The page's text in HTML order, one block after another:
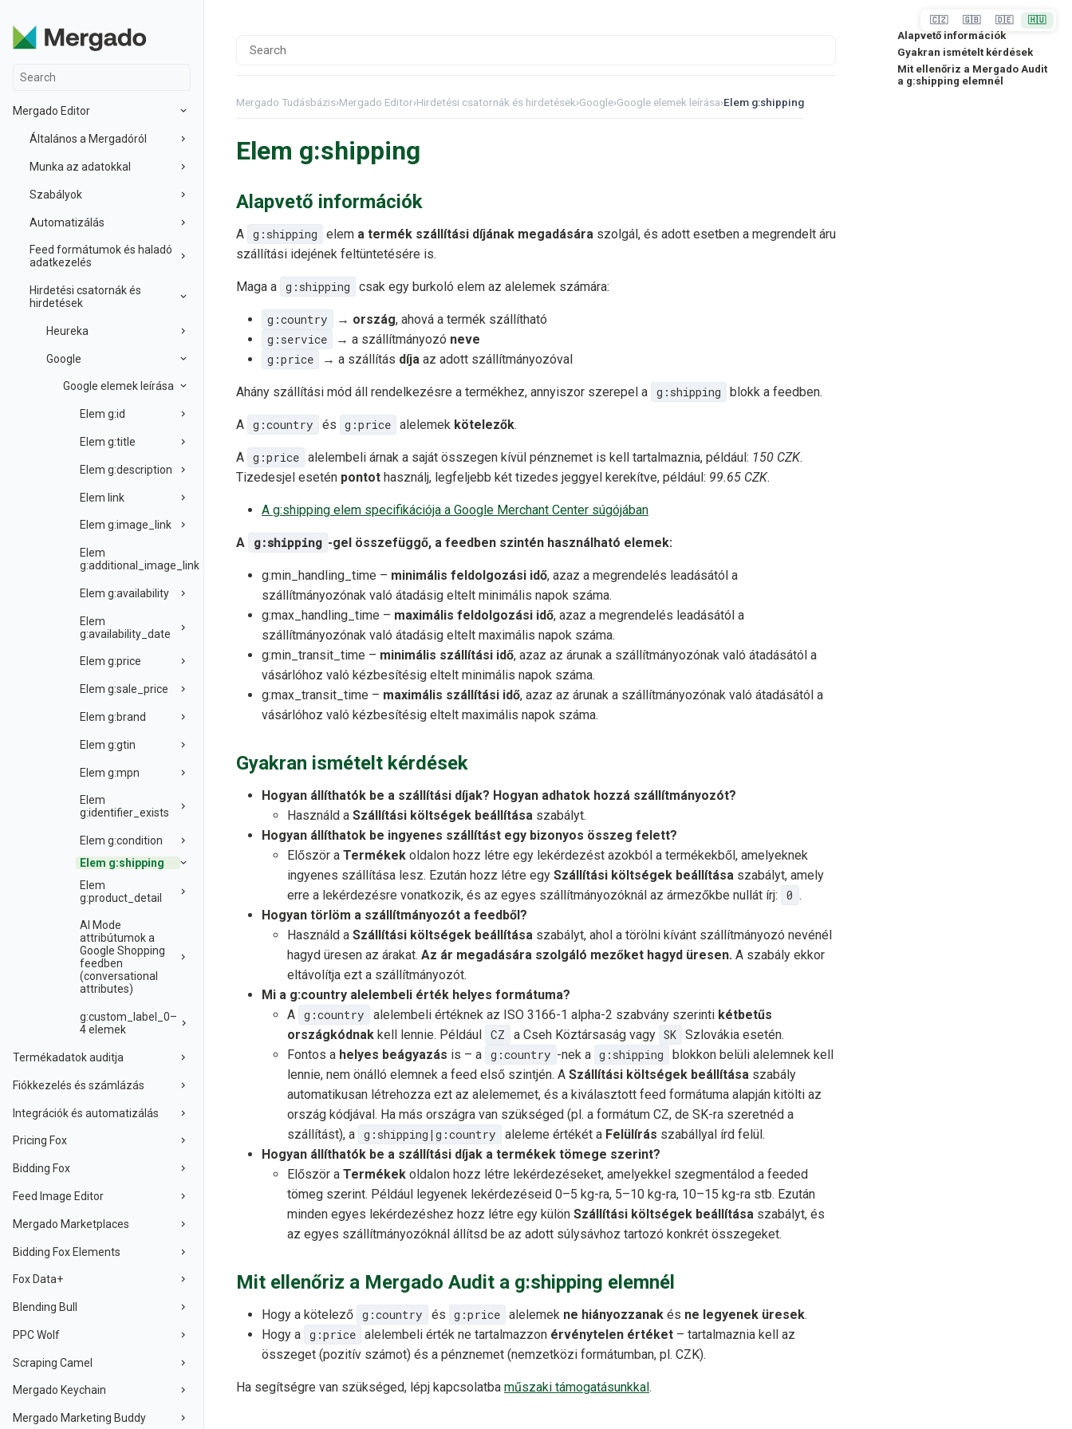
Mergado Editor
Általános a Mergadóról
Munka az adatokkal
Szabályok
Automatizálás
Feed formátumok és haladó
adatkezelés
Hirdetési csatornák és
hirdetések
Heureka
Google
Google elemek leírása
Elem g:id
Elem g:title
Elem g:description
Elem link
Elem g:image_link
Elem
g:additional_image_link
Elem g:availability
Elem
g:availability_date
Elem g:price
Elem g:sale_price
Elem g:brand
Elem g:gtin
Elem g:mpn
Elem
g:identifier_exists
Elem g:condition
Elem g:shipping
Elem
g:product_detail
AI Mode
attribútumok a
Google Shopping
feedben
(conversational
attributes)
g:custom_label_0–
4 elemek
Termékadatok auditja
Fiókkezelés és számlázás
Integrációk és automatizálás
Pricing Fox
Bidding Fox
Feed Image Editor
Mergado Marketplaces
Bidding Fox Elements
Fox Data+
Blending Bull
PPC Wolf
Scraping Camel
Mergado Keychain
Mergado Marketing Buddy
Mergado Tudásbázis›Mergado Editor›Hirdetési csatornák és hirdetések›Google›Google elemek leírása›Elem g:shipping
Elem g:shipping
Alapvető információk
A g:shipping elem a termék szállítási díjának megadásáraszolgál, és adott esetben a megrendelt áru
szállítási idejének feltüntetésére is.
Maga a g:shipping csak egy burkoló elem az alelemek számára:
g:country → ország, ahová a termék szállítható
g:service
→ a szállítmányozó neve
g:price
→ a szállítás díjaaz adott szállítmányozóval
Ahány szállítási mód áll rendelkezésre a termékhez, annyiszor szerepel a g:shipping blokk a feedben.
A g:country és g:price alelemek kötelezők.
A g:price alelembeli árnak a saját összegen kívül pénznemet is kell tartalmaznia, például: 150 CZK.
Tizedesjel esetén pontot használj, legfeljebb két tizedes jeggyel kerekítve, például: 99.65 CZK.
A g:shipping elem specifikációja a Google Merchant Center súgójában
A g:shipping -gel összefüggő, a feedben szintén használható elemek:
g:min_handling_time – minimális feldolgozási idő, azaz a megrendelés leadásától a
szállítmányozónak való átadásig eltelt minimális napok száma.
g:max_handling_time – maximális feldolgozási idő, azaz a megrendelés leadásától a
szállítmányozónak való átadásig eltelt maximális napok száma.
g:min_transit_time – minimális szállítási idő, azaz az árunak a szállítmányozónak való átadásától a
vásárlóhoz való kézbesítésig eltelt minimális napok száma.
g:max_transit_time – maximális szállítási idő, azaz az árunak a szállítmányozónak való átadásától a
vásárlóhoz való kézbesítésig eltelt maximális napok száma.
Gyakran ismételt kérdések
Hogyan állíthatók be a szállítási díjak? Hogyan adhatok hozzá szállítmányozót?
Használd a Szállítási költségek beállítása szabályt.
Hogyan állíthatok be ingyenes szállítást egy bizonyos összeg felett?
Először a Termékek oldalon hozz létre egy lekérdezést azokból a termékekből, amelyeknek
ingyenes szállítása lesz. Ezután hozz létre egy Szállítási költségek beállítása szabályt, amely
erre a lekérdezésre vonatkozik, és az egyes szállítmányozóknál az ármezőkbe nullát írj:
0 .
Hogyan törlöm a szállítmányozót a feedből?
Használd a Szállítási költségek beállítása szabályt, ahol a törölni kívánt szállítmányozó nevénél
hagyd üresen az árakat. Az ár megadására szolgáló mezőket hagyd üresen. A szabály ekkor
eltávolítja ezt a szállítmányozót.
Mi a g:country alelembeli érték helyes formátuma?
A g:country alelembeli értéknek az ISO 3166-1 alpha-2 szabvány szerinti kétbetűs
országkódnak kell lennie. Például CZ a Cseh Köztársaság vagy SK Szlovákia esetén.
Fontos a helyes beágyazás is – a g:country -nek a g:shipping
blokkon belüli alelemnek kell
lennie, nem önálló elemnek a feed első szintjén. A Szállítási költségek beállítása szabály
automatikusan létrehozza ezt az alelememet, és a kiválasztott feed formátuma alapján kitölti az
ország kódjával. Ha más országra van szükséged (pl. a formátum CZ, de SK-ra szeretnéd a
szállítást), a g:shipping|g:country aleleme értékét a Felülírás szabállyal írd felül.
Hogyan állíthatók be a szállítási díjak a termékek tömege szerint?
Először a Termékek oldalon hozz létre lekérdezéseket, amelyekkel szegmentálod a feeded
tömeg szerint. Például legyenek lekérdezéseid 0–5 kg-ra, 5–10 kg-ra, 10–15 kg-ra stb. Ezután
minden egyes lekérdezéshez hozz létre egy külön Szállítási költségek beállítása szabályt, és
az egyes szállítmányozóknál állítsd be az adott súlysávhoz tartozó konkrét összegeket.
Mit ellenőriz a Mergado Audit a g:shipping elemnél
Hogy a kötelező g:country és g:price alelemek ne hiányozzanak és ne legyenek üresek.
Hogy a g:price alelembeli érték ne tartalmazzon érvénytelen értéket– tartalmaznia kell az
összeget (pozitív számot) és a pénznemet (nemzetközi formátumban, pl. CZK).
Ha segítségre van szükséged, lépj kapcsolatba műszaki támogatásunkkal .
Alapvető információk
Gyakran ismételt kérdések
Mit ellenőriz a Mergado Audit
a g:shipping elemnél
🇨🇿 🇬🇧 🇩🇪 🇭🇺